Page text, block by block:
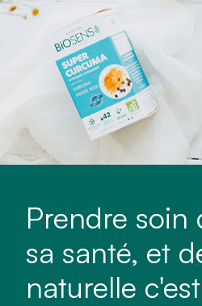
Prendre soin
sa santé, et
naturelle